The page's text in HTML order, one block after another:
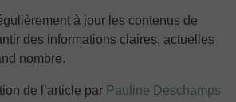
à jour les contenus de
des informations claires, actuelles
nombre.
de l’article par Pauline Deschamps